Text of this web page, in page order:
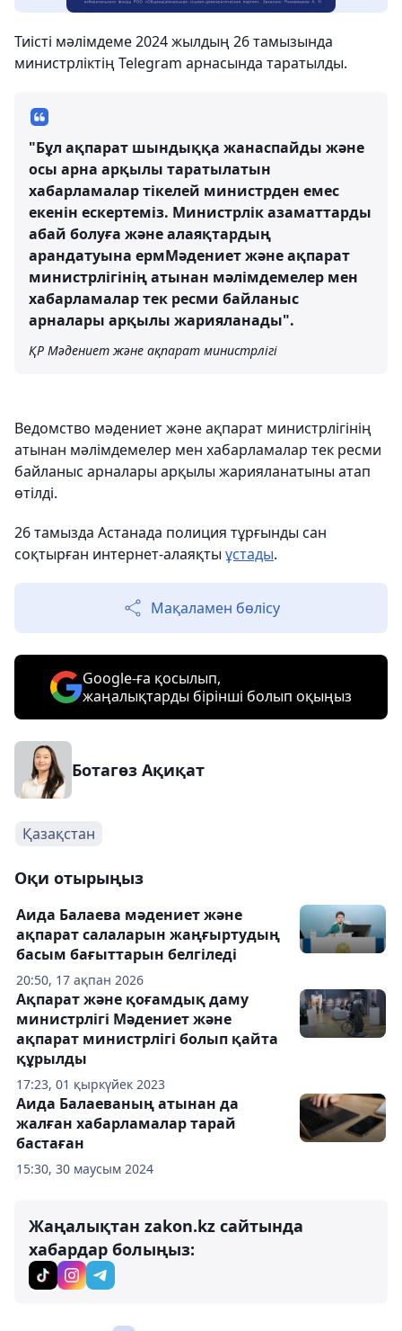
Тиісті мәлімдеме 2024 жылдың 26 тамызында
министрліктің Telegram арнасында таратылды.
"Бұл ақпарат шындыққа жанаспайды және
осы арна арқылы таратылатын
хабарламалар тікелей министрден емес
екенін ескертеміз. Министрлік азаматтарды
абай болуға және алаяқтардың
арандатуына ермМәдениет және ақпарат
министрлігінің атынан мәлімдемелер мен
хабарламалар тек ресми байланыс
арналары арқылы жарияланады".
ҚР Мәдениет және ақпарат министрлігі
Ведомство мәдениет және ақпарат министрлігінің
атынан мәлімдемелер мен хабарламалар тек ресми
байланыс арналары арқылы жарияланатыны атап
өтілді.
26 тамызда Астанада полиция тұрғынды сан
соқтырған интернет-алаяқты ұстады.
Мақаламен бөлісу
Google-ға қосылып,
жаңалықтарды бірінші болып оқыңыз
Ботагөз Ақиқат
Қазақстан
Оқи отырыңыз
20:50, 17 ақпан 2026
Аида Балаева мәдениет және
ақпарат салаларын жаңғыртудың
басым бағыттарын белгіледі
17:23, 01 қыркүйек 2023
Ақпарат және қоғамдық даму
министрлігі Мәдениет және
ақпарат министрлігі болып қайта
құрылды
15:30, 30 маусым 2024
Аида Балаеваның атынан да
жалған хабарламалар тарай
бастаған
Жаңалықтан zakon.kz сайтында
хабардар болыңыз: